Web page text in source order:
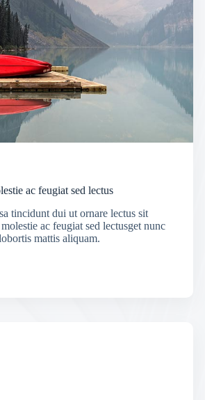
ac feugiat sed lectus
tincidunt dui ut ornare lectus sit
ac feugiat sed lectusget nunc
mattis aliquam.